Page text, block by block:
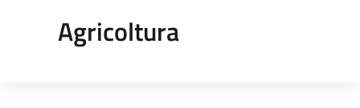
Agricoltura